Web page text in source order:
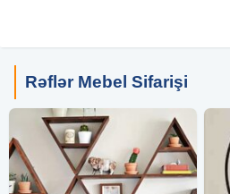
Rəflər Mebel Sifarişi